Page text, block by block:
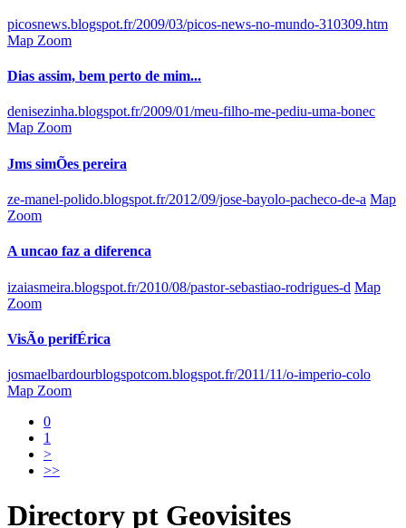
picosnews.blogspot.fr/2009/03/picos-news-no-mundo-310309.htm
Map Zoom
Dias assim, bem perto de mim...
denisezinha.blogspot.fr/2009/01/meu-filho-me-pediu-uma-bonec
Map Zoom
Jms simÕes pereira
ze-manel-polido.blogspot.fr/2012/09/jose-bayolo-pacheco-de-a Map
Zoom
A uncao faz a diferenca
izaiasmeira.blogspot.fr/2010/08/pastor-sebastiao-rodrigues-d Map
Zoom
VisÃo perifÉrica
josmaelbardourblogspotcom.blogspot.fr/2011/11/o-imperio-colo
Map Zoom
0
1
>
>>
Directory pt Geovisites